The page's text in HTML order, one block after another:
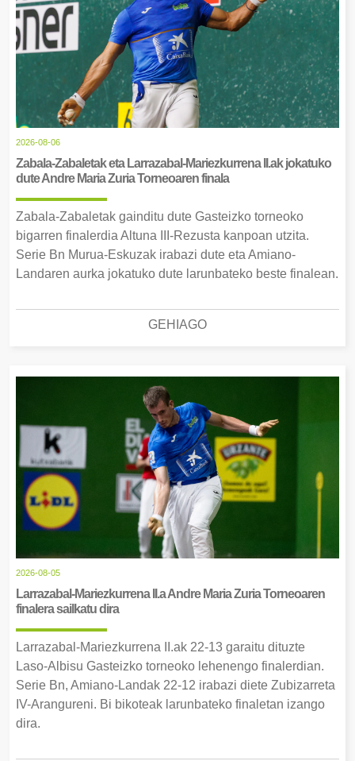
2026-08-06
Zabala-Zabaletak eta Larrazabal-Mariezkurrena II.ak jokatuko
dute Andre Maria Zuria Torneoaren finala
Zabala-Zabaletak gainditu dute Gasteizko torneoko
bigarren finalerdia Altuna III-Rezusta kanpoan utzita.
Serie Bn Murua-Eskuzak irabazi dute eta Amiano-
Landaren aurka jokatuko dute larunbateko beste finalean.
GEHIAGO
2026-08-05
Larrazabal-Mariezkurrena II.a Andre Maria Zuria Torneoaren
finalera sailkatu dira
Larrazabal-Mariezkurrena II.ak 22-13 garaitu dituzte
Laso-Albisu Gasteizko torneoko lehenengo finalerdian.
Serie Bn, Amiano-Landak 22-12 irabazi diete Zubizarreta
IV-Arangureni. Bi bikoteak larunbateko finaletan izango
dira.